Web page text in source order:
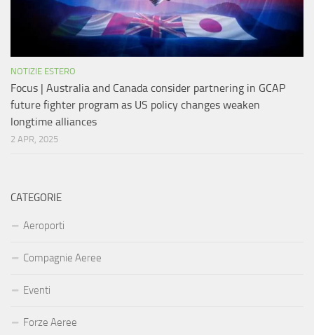
NOTIZIE ESTERO
Focus | Australia and Canada consider partnering in GCAP
future fighter program as US policy changes weaken
longtime alliances
2 APR, 2025
CATEGORIE
Aeroporti
Compagnie Aeree
Eventi
Forze Aeree